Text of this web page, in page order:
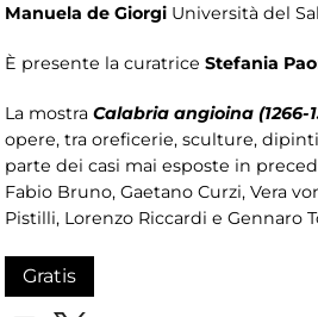
Manuela de Giorgi Università del
È presente la curatrice Stefania
La mostra Calabria angioina
opere, tra oreficerie, sculture,
parte dei casi mai esposte in
Fabio Bruno, Gaetano Curzi, Vera
Pistilli, Lorenzo Riccardi e Gennaro
Gratis